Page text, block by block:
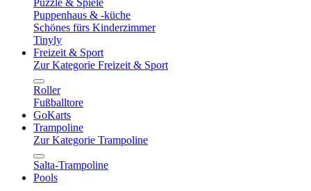
Puzzle & Spiele
Puppenhaus & -küche
Schönes fürs Kinderzimmer
Tinyly
Freizeit & Sport
Zur Kategorie Freizeit & Sport
Roller
Fußballtore
GoKarts
Trampoline
Zur Kategorie Trampoline
Salta-Trampoline
Pools